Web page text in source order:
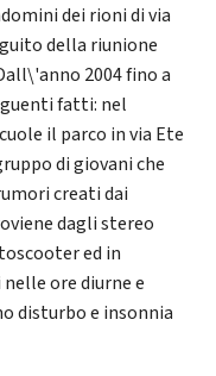
dei rioni di via
della riunione
2004 fino a
fatti: nel
il parco in via Ete
di giovani che
creati dai
dagli stereo
ed in
ore diurne e
disturbo e insonnia